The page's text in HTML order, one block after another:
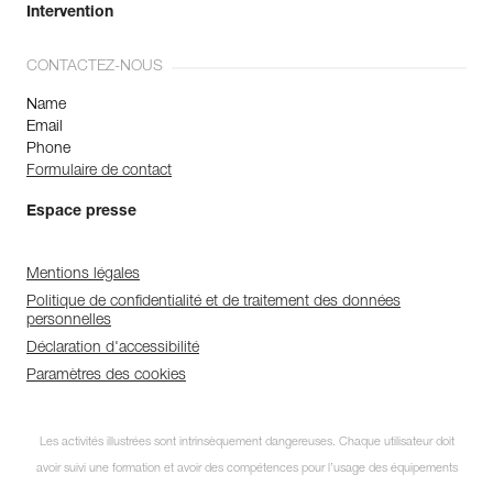
Intervention
CONTACTEZ-NOUS
Name
Email
Phone
Formulaire de contact
Espace presse
Mentions légales
Politique de confidentialité et de traitement des données
personnelles
Déclaration d'accessibilité
Paramètres des cookies
Les activités illustrées sont intrinsèquement dangereuses. Chaque utilisateur doit
avoir suivi une formation et avoir des compétences pour l’usage des équipements